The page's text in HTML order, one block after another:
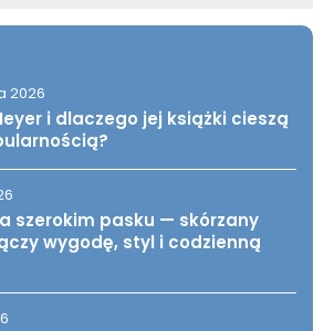
2026
i dlaczego jej książki cieszą
szerokim pasku — skórzany
wygodę, styl i codzienną